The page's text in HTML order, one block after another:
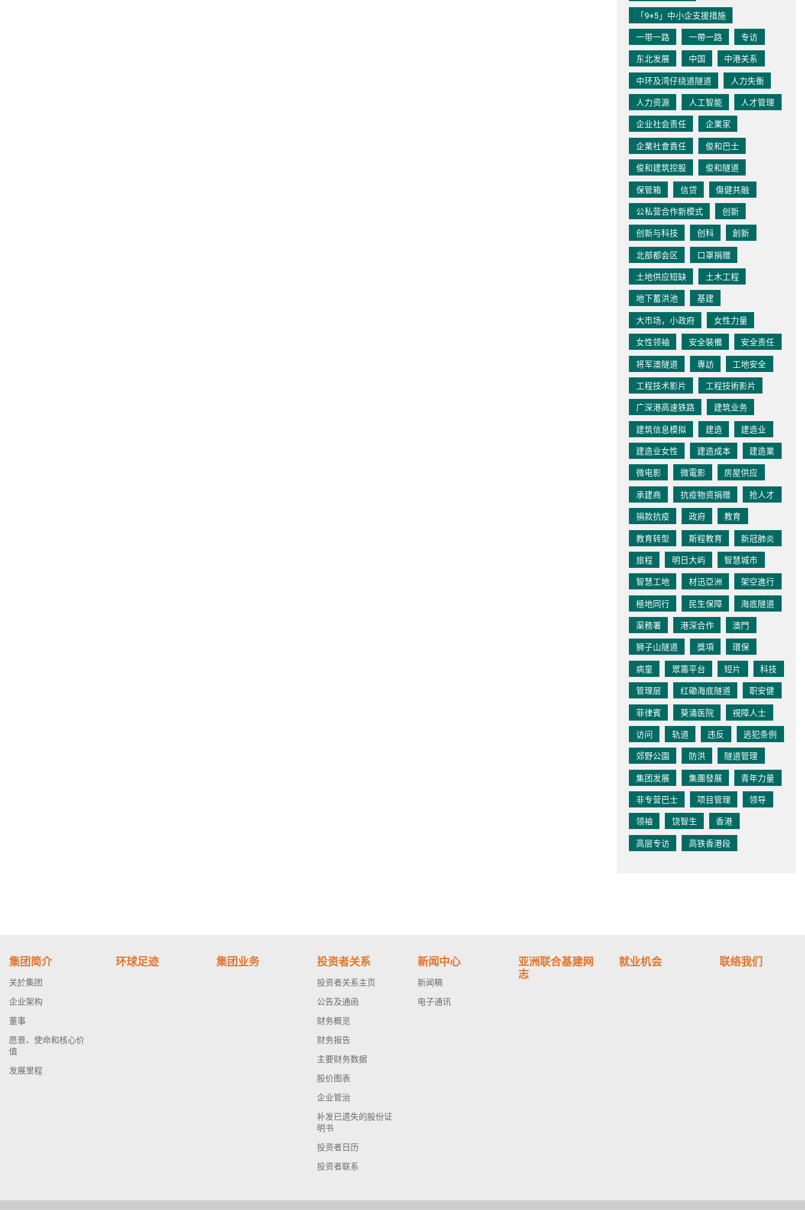
「9+5」中小企支援措施
一带一路
一帶一路
专访
东北发展
中国
中港关系
中环及湾仔绕道隧道
人力失衡
人力资源
人工智能
人才管理
企业社会责任
企業家
企業社會責任
俊和巴士
俊和建筑控股
俊和隧道
保管箱
信贷
傷健共融
公私营合作新模式
创新
创新与科技
创科
創新
北部都会区
口罩捐赠
土地供应短缺
土木工程
地下蓄洪池
基建
大市场，小政府
女性力量
女性领袖
安全裝備
安全责任
将军澳隧道
專訪
工地安全
工程技术影片
工程技術影片
广深港高速铁路
建筑业务
建筑信息模拟
建造
建造业
建造业女性
建造成本
建造業
微电影
微電影
房屋供应
承建商
抗疫物资捐赠
抢人才
捐款抗疫
政府
教育
教育转型
斯程教育
新冠肺炎
旅程
明日大屿
智慧城市
智慧工地
材迅亞洲
架空進行
極地同行
民生保障
海底隧道
渠務署
港深合作
澳門
狮子山隧道
獎項
環保
病童
眾籌平台 短片
科技
管理层
红磡海底隧道
职安健
菲律賓
葵涌医院
視障人士
访问
轨道 违反
逃犯条例
郊野公園
防洪
隧道管理
集团发展
集團發展
青年力量
非专营巴士
项目管理
领导
领袖
饶智生
香港
高层专访
高铁香港段
集团简介
关於集团
企业架构
董事
愿景、使命和核心价
值
发展里程
环球足迹 集团业务 投资者关系
投资者关系主页
公告及通函
财务概览
财务报告
主要财务数据
股价图表
企业管治
补发已遗失的股份证
明书
投资者日历
投资者联系
新闻中心
新闻稿
电子通讯
亚洲联合基建网
志
就业机会 联络我们